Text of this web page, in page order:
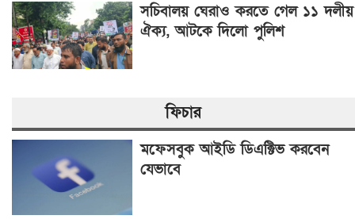
সচিবালয় ঘেরাও করতে গেল ১১ দলীয়
ঐক্য, আটকে দিলো পুলিশ
ফিচার
মফেসবুক আইডি ডিএক্টিভ করবেন
যেভাবে